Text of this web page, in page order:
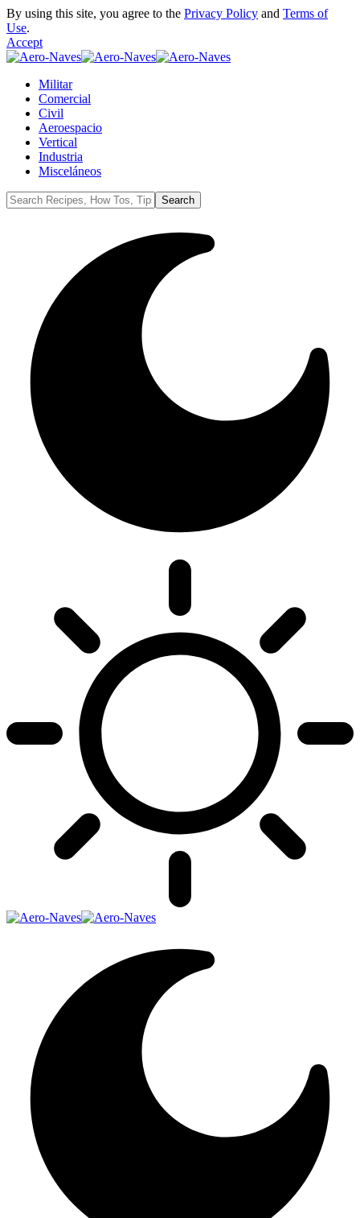
By using this site, you agree to the Privacy Policy and Terms of
Use.
Accept
Militar
Comercial
Civil
Aeroespacio
Vertical
Industria
Misceláneos